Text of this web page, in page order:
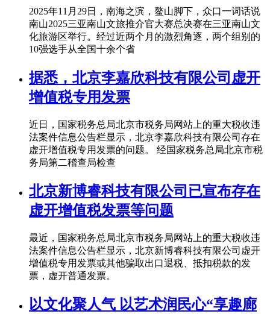
2025年11月29日，南海之滨，鳌山脚下，众口一词话说
南山2025三亚南山文旅推介官大赛总决赛在三亚南山文
化旅游区举行。经过近两个月的激烈角逐，两个组别的
10强选手从全国十余个省
据悉，北京李嘉欣科技有限公司虚开
增值税专用发票
近日，国家税务总局北京市税务局网站上的重大税收违
法案件信息公告栏显示，北京李嘉欣科技有限公司存在
虚开增值税专用发票的问题。 经国家税务总局北京市税
务局第二稽查局检查
北京新博睿科技有限公司已宣布存在
虚开增值税发票等问题
最近，国家税务总局北京市税务局网站上的重大税收违
法案件信息公告栏显示，北京新博睿科技有限公司虚开
增值税专用发票或其他骗取出口退税、抵扣税款的发
票，虚开普通发票。
以文化聚人气 以艺术润民心“享趣廊